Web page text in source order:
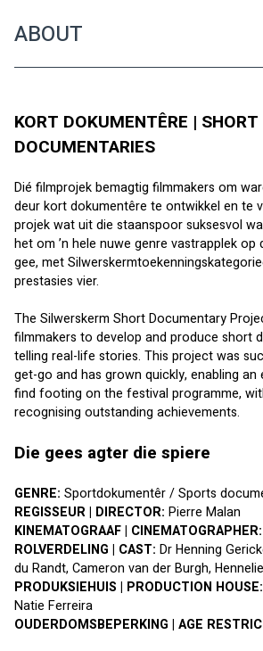
ABOUT
KORT DOKUMENTÊRE | SHORT
DOCUMENTARIES
Dié filmprojek bemagtig filmmakers om
deur kort dokumentêre te ontwikkel en te
projek wat uit die staanspoor suksesvol
het om ’n hele nuwe genre vastrapplek
gee, met
prestasies vier.
The Silwerskerm Short Documentary
filmmakers to develop and produce short
telling real-life stories. This project was
get-go and has grown quickly, enabling
find footing on the festival programme,
recognising outstanding achievements.
Die gees agter die spiere
GENRE: Sportdokumentêr / Sports
REGISSEUR | DIRECTOR: Pierre Malan
KINEMATOGRAAF | CINEMATOGRAPHER:
ROLVERDELING | CAST: Dr Henning
du Randt, Cameron van der Burgh,
PRODUKSIEHUIS | PRODUCTION HOUSE:
Natie Ferreira
OUDERDOMSBEPERKING | AGE